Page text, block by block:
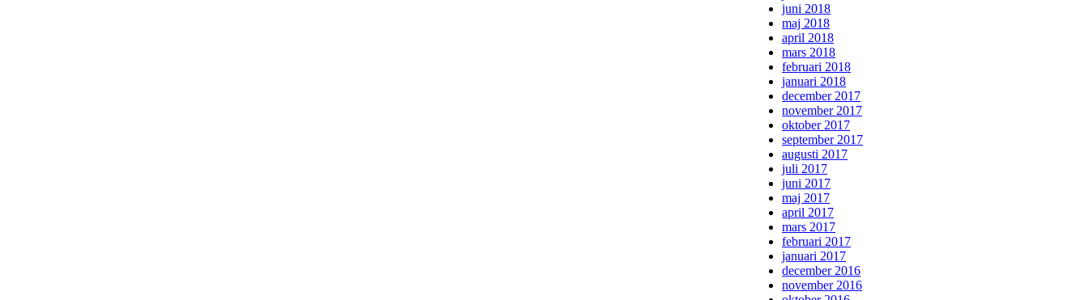
juni 2018
maj 2018
april 2018
mars 2018
februari 2018
januari 2018
december 2017
november 2017
oktober 2017
september 2017
augusti 2017
juli 2017
juni 2017
maj 2017
april 2017
mars 2017
februari 2017
januari 2017
december 2016
november 2016